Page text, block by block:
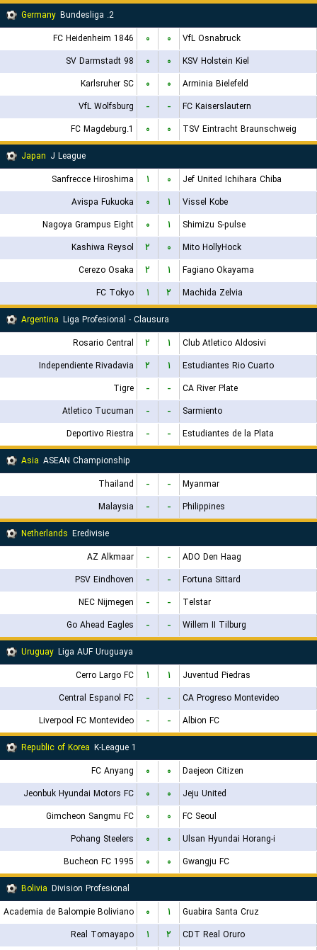
Germany
2. Bundesliga
FC Heidenheim 1846
۰ ۰
VfL Osnabruck
SV Darmstadt 98
۰ ۰
KSV Holstein Kiel
Karlsruher SC
۰ ۰
Arminia Bielefeld
VfL Wolfsburg
- -
FC Kaiserslautern
1.FC Magdeburg
۰ ۰
TSV Eintracht Braunschweig
Japan J League
Sanfrecce Hiroshima
۱ ۰
Jef United Ichihara Chiba
Avispa Fukuoka
۰ ۱
Vissel Kobe
Nagoya Grampus Eight
۰ ۱
Shimizu S-pulse
Kashiwa Reysol
۲ ۰
Mito HollyHock
Cerezo Osaka
۲ ۱
Fagiano Okayama
FC Tokyo
۱ ۲
Machida Zelvia
Argentina Liga Profesional - Clausura
Rosario Central
۲ ۱
Club Atletico Aldosivi
Independiente Rivadavia
۲ ۱
Estudiantes Rio Cuarto
Tigre
- -
CA River Plate
Atletico Tucuman
- -
Sarmiento
Deportivo Riestra
- -
Estudiantes de la Plata
Asia ASEAN Championship
Thailand
- -
Myanmar
Malaysia
- -
Philippines
Netherlands Eredivisie
AZ Alkmaar
- -
ADO Den Haag
PSV Eindhoven
- -
Fortuna Sittard
NEC Nijmegen
- -
Telstar
Go Ahead Eagles
- -
Willem II Tilburg
Uruguay Liga AUF Uruguaya
Cerro Largo FC
۱ ۱
Juventud Piedras
Central Espanol FC
- -
CA Progreso Montevideo
Liverpool FC Montevideo
- -
Albion FC
Republic of Korea K-League 1
FC Anyang
۰ ۰
Daejeon Citizen
Jeonbuk Hyundai Motors FC
۰ ۰
Jeju United
Gimcheon Sangmu FC
۰ ۰
FC Seoul
Pohang Steelers
۰ ۰
Ulsan Hyundai Horang-i
Bucheon FC 1995
۰ ۰
Gwangju FC
Bolivia Division Profesional
Academia de Balompie Boliviano
۰ ۱
Guabira Santa Cruz
Real Tomayapo
۱ ۲
CDT Real Oruro